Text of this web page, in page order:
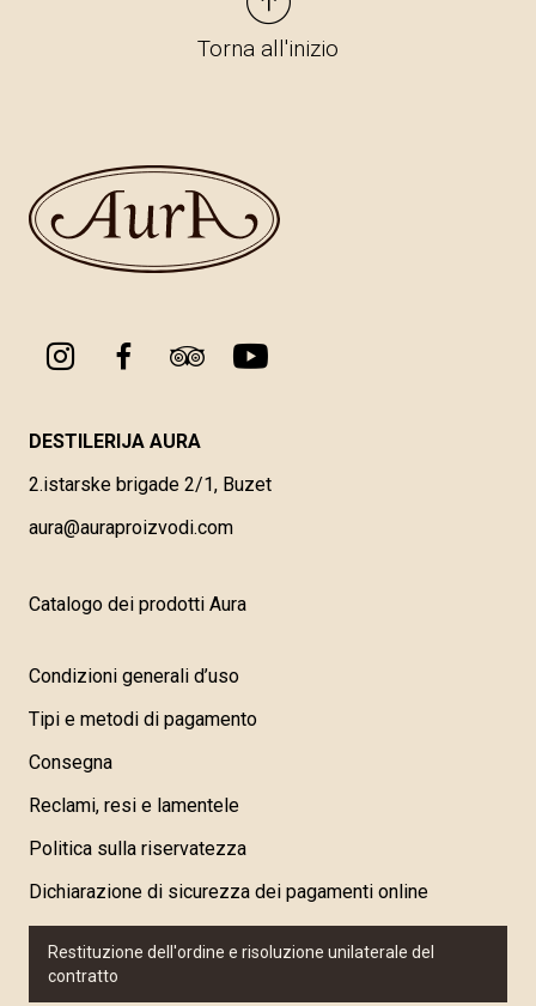
Torna all'inizio
DESTILERIJA AURA
2.istarske brigade 2/1, Buzet
aura@auraproizvodi.com
Catalogo dei prodotti Aura
Condizioni generali d’uso
Tipi e metodi di pagamento
Consegna
Reclami, resi e lamentele
Politica sulla riservatezza
Dichiarazione di sicurezza dei pagamenti online
Restituzione dell'ordine e risoluzione unilaterale del
contratto